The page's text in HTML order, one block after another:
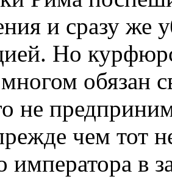
и сразу же
Но
обязан
не
чем тот
императора в